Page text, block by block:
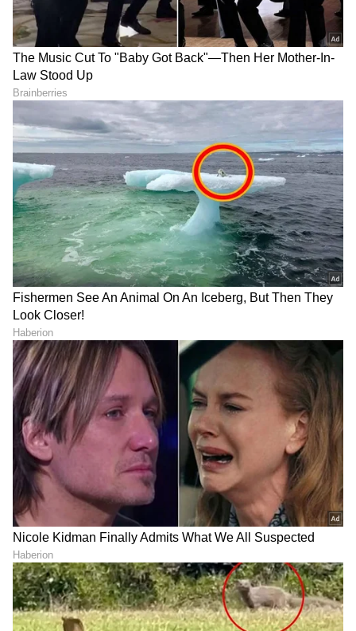
DOWNLOAD APP
RECOMMENDED STORIES
ನಿಮ್ಮ ದೇಹದಲ್ಲಿ ಕಿಡ್ನಿ ವರ್ಕ್‌
ಆಗ್ತಿಲ್ಲ ಅಂತಾ ಮುನ್ಸೂಚನೆ
ನೀಡೋ ವಿಚಾರಗಳಿವು..
ಅರಳುವಂತೆ ಮಾಡೋದು ಹೇಗೆ?
ಏನಿದು ಚಿನ್ನದ ದ್ರವ
ಎಲ್ಲರೂ ನಿರ್ಲಕ್ಷಿಸುವ ಪ್ರೆಶರ್
ಕುಕ್ಕರ್‌ನ ಈ ಭಾಗ ಕ್ಲೀನ್ ಮಾಡಲು
ಮರಿಬೇಡಿ ಎಂದ ಕ್ಯಾನ್ಸರ್‌ ತಜ್ಞರು
ಸೌನಾ ಸ್ನಾನ ಪ್ರಿಯರಿಗೆ
ಗುಡ್‌ನ್ಯೂಸ್? 30 ನಿಮಿಷದ
ಸೆಷನ್ ಬಗ್ಗೆ ಹೊಸ ಸಂಶೋಧನೆ
LATEST VIDEOS
"ರಾಜಕೀಯ ಬೇಡ, ಸಿನಿಮಾನೇ ಪ್ರಾಣ":